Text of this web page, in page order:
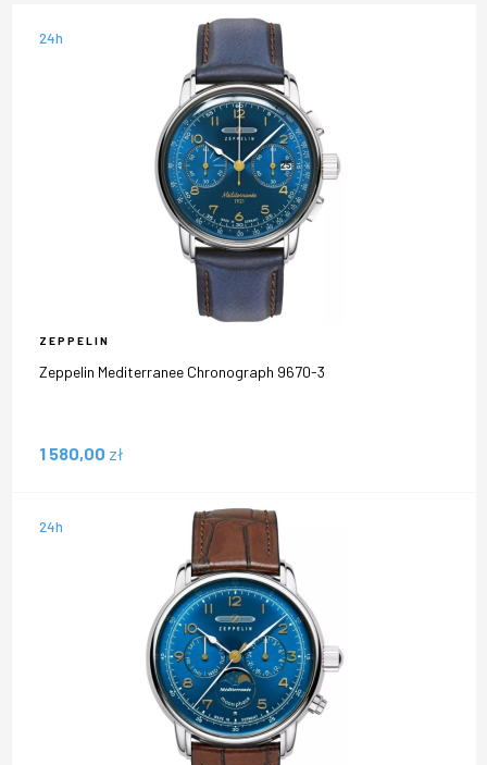
24h
ZEPPELIN
Zeppelin Mediterranee Chronograph 9670-3
1 580,00 zł
24h